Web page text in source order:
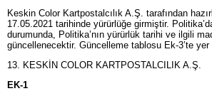
Keskin Color Kartpostalcılık A.Ş. tarafından
17.05.2021 tarihinde yürürlüğe girmiştir.
durumunda, Politika’nın yürürlük tarihi ve ilgili
güncellenecektir. Güncelleme tablosu Ek-3’te yer
13. KESKİN COLOR KARTPOSTALCILIK A.Ş.
EK-1